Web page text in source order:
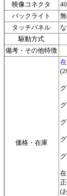
映像コネクタ
バックライト
タッチパネル
駆動方式
備考・その他特徴
価格・在庫
(